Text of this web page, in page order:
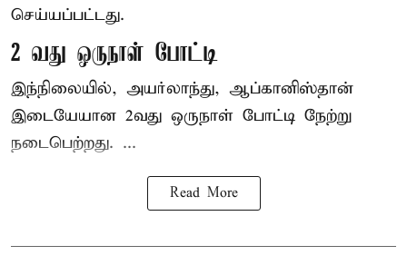
செய்யப்பட்டது.
2 வது ஒருநாள் போட்டி
இந்நிலையில், அயர்லாந்து, ஆப்கானிஸ்தான்
இடையேயான 2வது ஒருநாள் போட்டி நேற்று
நடைபெற்றது. ...
Read More